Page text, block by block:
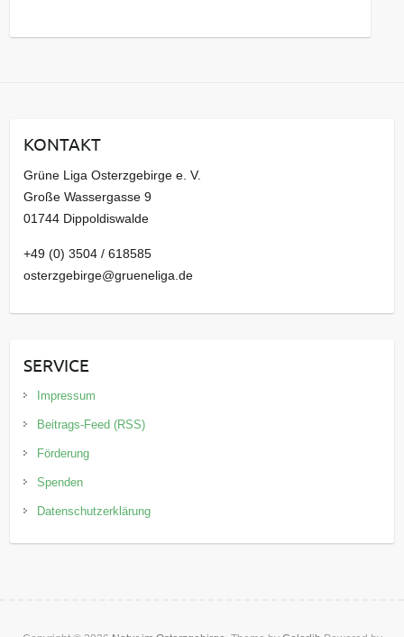
a
v
KONTAKT
Grüne Liga Osterzgebirge e. V.
Große Wassergasse 9
01744 Dippoldiswalde
+49 (0) 3504 / 618585
osterzgebirge@grueneliga.de
SERVICE
Impressum
Beitrags-Feed (RSS)
Förderung
Spenden
Datenschutzerklärung